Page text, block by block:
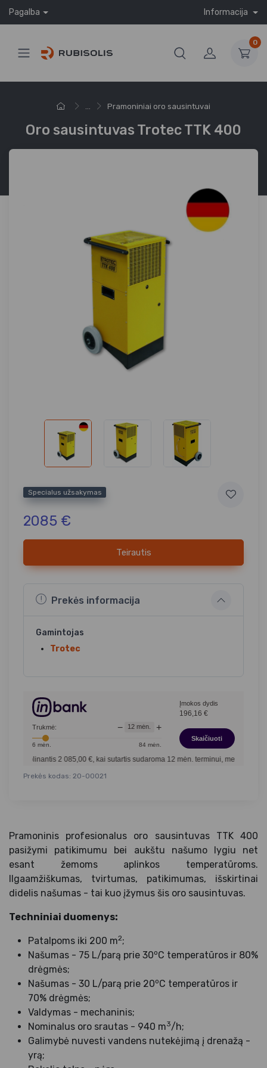
Pagalba Informacija
0
... Pramoniniai oro sausintuvai
Oro sausintuvas Trotec TTK 400
Specialus užsakymas
2085 €
Teirautis
Prekės informacija
Gamintojas
Trotec
Trukmė: − 12 mėn. +
6 mėn. 84 mėn.
Įmokos dydis
196,16 €
Skaičiuoti
2 085,00€, kai sutartis sudaroma12mėn. terminui, metinė palūkanų norma –
Prekės kodas: 20-00021
Pramoninis profesionalus oro sausintuvas TTK 400
pasižymi patikimumu bei aukštu našumo lygiu net
esant žemoms aplinkos temperatūroms.
Ilgaamžiškumas, tvirtumas, patikimumas, išskirtinai
didelis našumas - tai kuo įžymus šis oro sausintuvas.
Techniniai duomenys:
Patalpoms iki 200 m2;
Našumas - 75 L/parą prie 30oC temperatūros ir 80%
drėgmės;
Našumas - 30 L/parą prie 20oC temperatūros ir
70% drėgmės;
Valdymas - mechaninis;
Nominalus oro srautas - 940 m3/h;
Galimybė nuvesti vandens nutekėjimą į drenažą -
yrą;